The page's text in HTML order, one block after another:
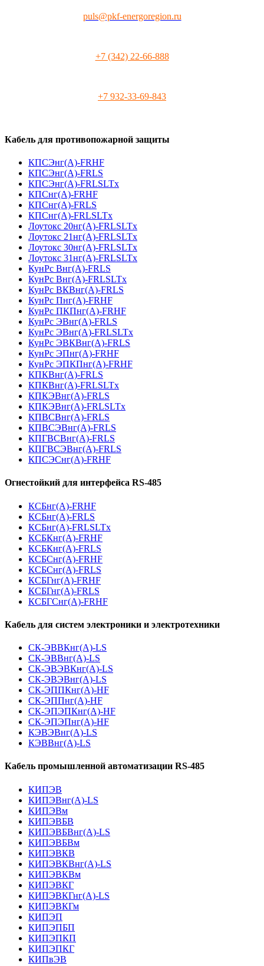
puls@pkf-energoregion.ru
+7 (342) 22-66-888
+7 932-33-69-843
Кабель для противопожарной защиты
КПСЭнг(А)-FRHF
КПСЭнг(А)-FRLS
КПСЭнг(А)-FRLSLTx
КПСнг(А)-FRHF
КПСнг(А)-FRLS
КПСнг(А)-FRLSLTx
Лоутокс 20нг(А)-FRLSLTx
Лоутокс 21нг(А)-FRLSLTx
Лоутокс 30нг(А)-FRLSLTx
Лоутокс 31нг(А)-FRLSLTx
КунРс Внг(А)-FRLS
КунРс Внг(А)-FRLSLTx
КунРс ВКВнг(А)-FRLS
КунРс Пнг(А)-FRHF
КунРс ПКПнг(А)-FRHF
КунРс ЭВнг(А)-FRLS
КунРс ЭВнг(А)-FRLSLTx
КунРс ЭВКВнг(А)-FRLS
КунРс ЭПнг(А)-FRHF
КунРс ЭПКПнг(А)-FRHF
КПКВнг(А)-FRLS
КПКВнг(А)-FRLSLTx
КПКЭВнг(А)-FRLS
КПКЭВнг(А)-FRLSLTx
КПВСВнг(А)-FRLS
КПВСЭВнг(А)-FRLS
КПГВСВнг(А)-FRLS
КПГВСЭВнг(А)-FRLS
КПСЭСнг(А)-FRHF
Огнестойкий для интерфейса RS-485
КСБнг(А)-FRHF
КСБнг(А)-FRLS
КСБнг(А)-FRLSLTx
КСБКнг(А)-FRHF
КСБКнг(А)-FRLS
КСБСнг(А)-FRHF
КСБСнг(А)-FRLS
КСБГнг(А)-FRHF
КСБГнг(А)-FRLS
КСБГСнг(А)-FRHF
Кабель для систем электроники и электротехники
СК-ЭВВКнг(А)-LS
СК-ЭВВнг(А)-LS
СК-ЭВЭВКнг(А)-LS
СК-ЭВЭВнг(А)-LS
СК-ЭППКнг(А)-HF
СК-ЭППнг(А)-HF
СК-ЭПЭПКнг(А)-HF
СК-ЭПЭПнг(А)-HF
КЭВЭВнг(А)-LS
КЭВВнг(А)-LS
Кабель промышленной автоматизации RS-485
КИПЭВ
КИПЭВнг(А)-LS
КИПЭВм
КИПЭВБВ
КИПЭВБВнг(А)-LS
КИПЭВБВм
КИПЭВКВ
КИПЭВКВнг(А)-LS
КИПЭВКВм
КИПЭВКГ
КИПЭВКГнг(А)-LS
КИПЭВКГм
КИПЭП
КИПЭПБП
КИПЭПКП
КИПЭПКГ
КИПвЭВ